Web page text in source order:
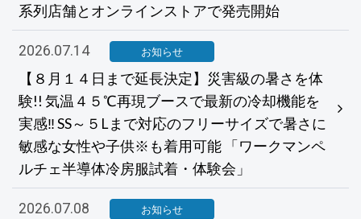
系列店舗とオンラインストアで発売開始
2026.07.14 お知らせ
【８月１４日まで延長決定】災害級の暑さを体
験!! 気温４５℃再現ブースで最新の冷却機能を
実感‼ SS～５Lまで対応のフリーサイズで暑さに
敏感な女性や子供※も着用可能 「ワークマンペ
ルチェ半導体冷房服試着・体験会」
2026.07.08 お知らせ